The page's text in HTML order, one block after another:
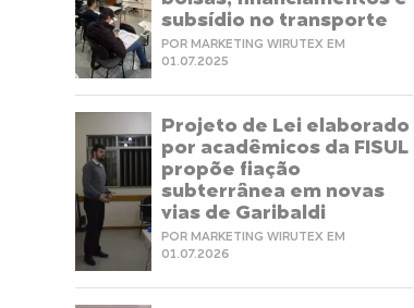
subsídio no transporte
POR MARKETING WIRUTEX EM
01.07.2025
Projeto de Lei elaborado
por acadêmicos da FISUL
propõe fiação
subterrânea em novas
vias de Garibaldi
POR MARKETING WIRUTEX EM
01.07.2026